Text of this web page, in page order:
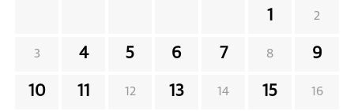
1 2
3 4 5 6 7 8 9
10 11 12 13 14 15 16